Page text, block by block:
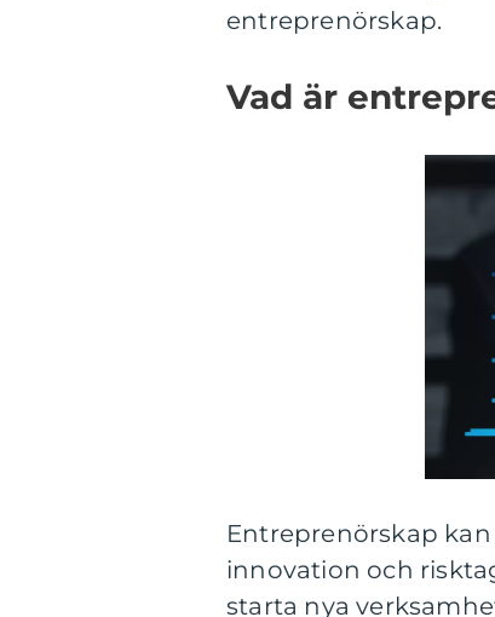
entreprenörskap.
Vad är
Entreprenörskap
innovation och
starta nya